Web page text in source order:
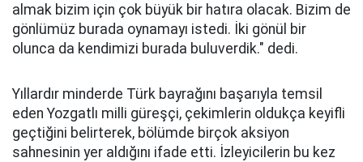
almak bizim için çok büyük bir hatıra olacak. Bizim de
gönlümüz burada oynamayı istedi. İki gönül bir
olunca da kendimizi burada buluverdik." dedi.
Yıllardır minderde Türk bayrağını başarıyla temsil
eden Yozgatlı milli güreşçi, çekimlerin oldukça keyifli
geçtiğini belirterek, bölümde birçok aksiyon
sahnesinin yer aldığını ifade etti. İzleyicilerin bu kez